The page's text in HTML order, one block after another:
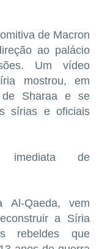
de Macron
ao palácio
Um vídeo
mostrou, em
de Sharaa e se
sírias e oficiais
imediata de
Al-Qaeda, vem
a Síria
​rebeldes que